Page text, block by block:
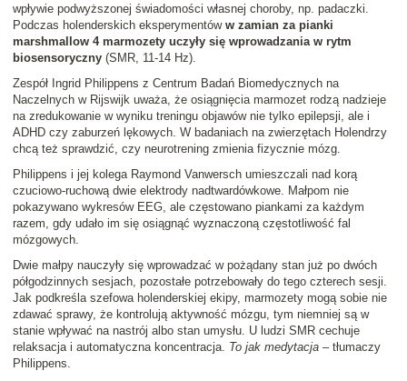
wpływie podwyższonej świadomości własnej choroby, np. padaczki.
Podczas holenderskich eksperymentów w zamian za pianki
marshmallow 4 marmozety uczyły się wprowadzania w rytm
biosensoryczny (SMR, 11-14 Hz).
Zespół Ingrid Philippens z Centrum Badań Biomedycznych na
Naczelnych w Rijswijk uważa, że osiągnięcia marmozet rodzą nadzieje
na zredukowanie w wyniku treningu objawów nie tylko epilepsji, ale i
ADHD czy zaburzeń lękowych. W badaniach na zwierzętach Holendrzy
chcą też sprawdzić, czy neurotrening zmienia fizycznie mózg.
Philippens i jej kolega Raymond Vanwersch umieszczali nad korą
czuciowo-ruchową dwie elektrody nadtwardówkowe. Małpom nie
pokazywano wykresów EEG, ale częstowano piankami za każdym
razem, gdy udało im się osiągnąć wyznaczoną częstotliwość fal
mózgowych.
Dwie małpy nauczyły się wprowadzać w pożądany stan już po dwóch
półgodzinnych sesjach, pozostałe potrzebowały do tego czterech sesji.
Jak podkreśla szefowa holenderskiej ekipy, marmozety mogą sobie nie
zdawać sprawy, że kontrolują aktywność mózgu, tym niemniej są w
stanie wpływać na nastrój albo stan umysłu. U ludzi SMR cechuje
relaksacja i automatyczna koncentracja. To jak medytacja – tłumaczy
Philippens.